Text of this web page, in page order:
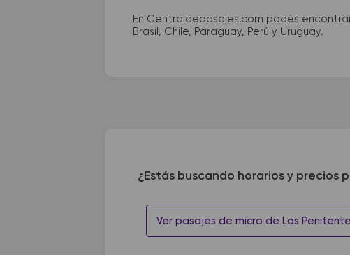
En Centraldepasajes.com podés
Brasil, Chile, Paraguay, Perú y Uruguay.
¿Estás buscando horarios y precios
Ver pasajes de micro de Los